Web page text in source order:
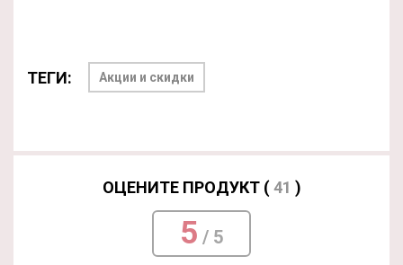
ТЕГИ: Акции и скидки
ОЦЕНИТЕ ПРОДУКТ (41 )
5 / 5